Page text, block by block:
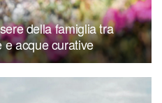
della famiglia tra
e acque curative